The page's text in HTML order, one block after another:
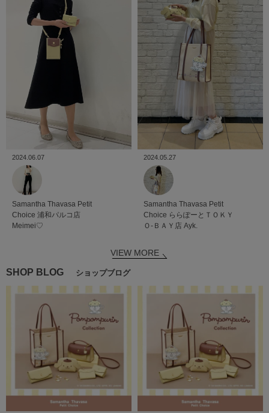
2024.06.07
Samantha Thavasa Petit
Choice 浦和パルコ店
Meimei♡
2024.05.27
Samantha Thavasa Petit
Choice ららぽーとＴＯＫＹ
Ｏ-ＢＡＹ店 Ayk.
VIEW MORE
SHOP BLOG ショップブログ